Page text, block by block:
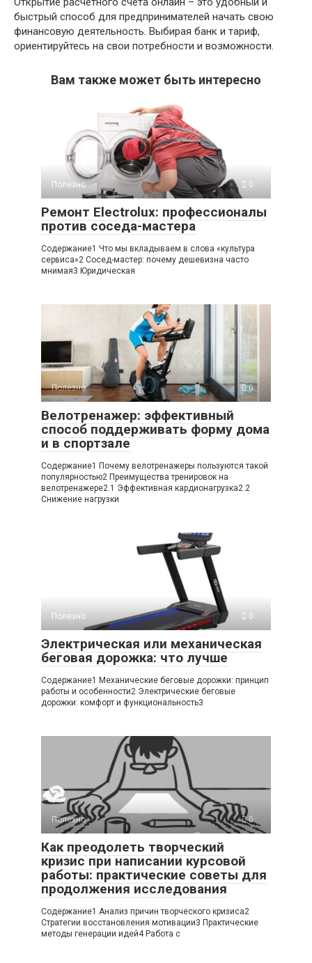
быстрый способ для предпринимателей начать свою
финансовую деятельность. Выбирая банк и тариф,
ориентируйтесь на свои потребности и возможности.
Вам также может быть интересно
Полезно 0
Ремонт Electrolux: профессионалы
против соседа-мастера
Содержание1 Что мы вкладываем в слова «культура
сервиса»2 Сосед-мастер: почему дешевизна часто
мнимая3 Юридическая
Полезно 0
Велотренажер: эффективный
способ поддерживать форму дома
и в спортзале
Содержание1 Почему велотренажеры пользуются такой
популярностью2 Преимущества тренировок на
велотренажере2.1 Эффективная кардионагрузка2.2
Снижение нагрузки
Полезно 0
Электрическая или механическая
беговая дорожка: что лучше
Содержание1 Механические беговые дорожки: принцип
работы и особенности2 Электрические беговые
дорожки: комфорт и функциональность3
Полезно 0
Как преодолеть творческий
кризис при написании курсовой
работы: практические советы для
продолжения исследования
Содержание1 Анализ причин творческого кризиса2
Стратегии восстановления мотивации3 Практические
методы генерации идей4 Работа с